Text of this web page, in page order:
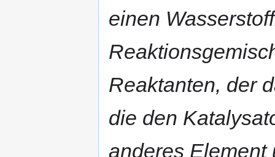
einen
Reaktanten, der
die den
anderes Element